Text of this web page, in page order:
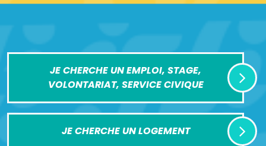
JE CHERCHE UN EMPLOI, STAGE,
VOLONTARIAT, SERVICE CIVIQUE
JE CHERCHE UN LOGEMENT